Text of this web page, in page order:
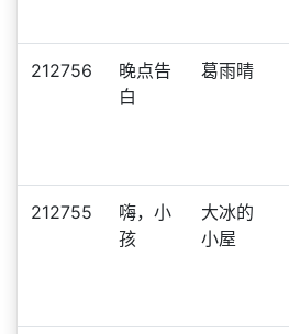
212756
晚点告
白
葛雨晴
212755
嗨，小
孩
大冰的
小屋